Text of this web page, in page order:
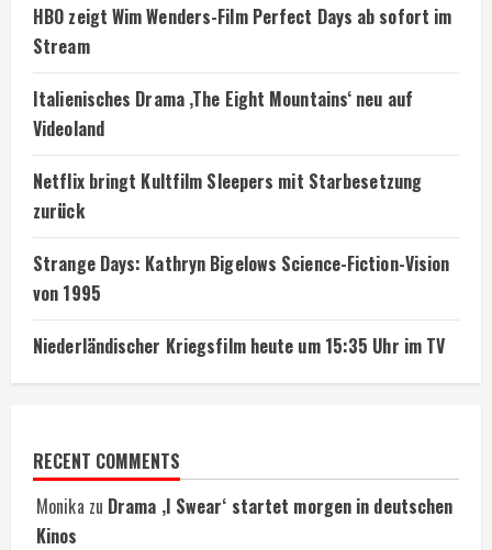
HBO zeigt Wim Wenders-Film Perfect Days ab sofort im
Stream
Italienisches Drama ‚The Eight Mountains‘ neu auf
Videoland
Netflix bringt Kultfilm Sleepers mit Starbesetzung
zurück
Strange Days: Kathryn Bigelows Science-Fiction-Vision
von 1995
Niederländischer Kriegsfilm heute um 15:35 Uhr im TV
RECENT COMMENTS
Monika zu Drama ‚I Swear‘ startet morgen in deutschen
Kinos